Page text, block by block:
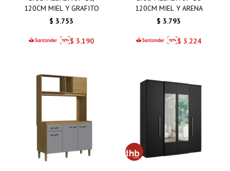
120CM MIEL Y GRAFITO
$ 3.753
$ 3.190
120CM MIEL Y ARENA
$ 3.793
$ 3.224